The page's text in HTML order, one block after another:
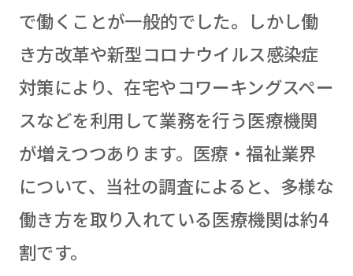
で働くことが一般的でした。しかし働
き方改革や新型コロナウイルス感染症
対策により、在宅やコワーキングスペー
スなどを利用して業務を行う医療機関
が増えつつあります。医療・福祉業界
について、当社の調査によると、多様な
働き方を取り入れている医療機関は約4
割です。